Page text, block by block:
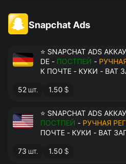
Snapchat Ads
⭐ SNAPCHAT ADS АККАУНТЫ ⭐ ГЕО
DE - ПОСТПЕЙ -
К ПОЧТЕ - КУКИ - ВАТ
52 шт. 1.50 $
ПОСТПЕЙ - РУЧНАЯ
ПОЧТЕ - КУКИ - ВАТ
73 шт. 1.50 $